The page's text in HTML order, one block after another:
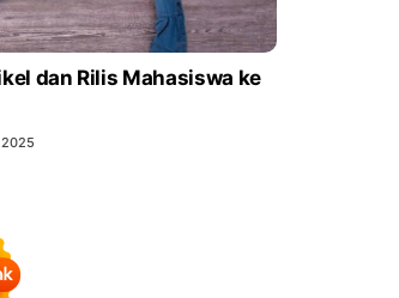
dan Rilis Mahasiswa ke